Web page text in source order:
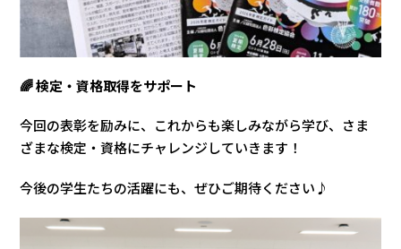
🌈 検定・資格取得をサポート
今回の表彰を励みに、これからも楽しみながら学び、さま
ざまな検定・資格にチャレンジしていきます！
今後の学生たちの活躍にも、ぜひご期待ください♪